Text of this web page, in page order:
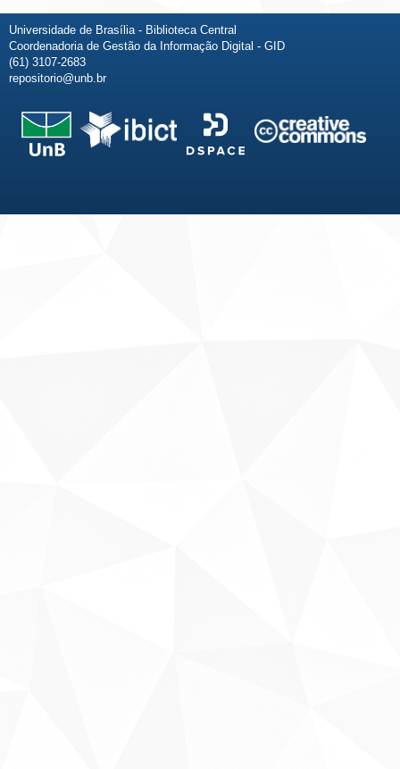
Universidade de Brasília - Biblioteca Central
Coordenadoria de Gestão da Informação Digital - GID
(61) 3107-2683
repositorio@unb.br